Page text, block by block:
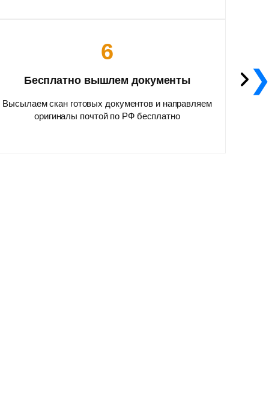
6
Бесплатно вышлем документы
Высылаем скан готовых документов и направляем
оригиналы почтой по РФ бесплатно